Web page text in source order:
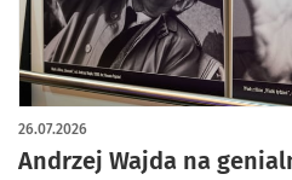
Andrzej Wajda na
26.07.2026
artykuł z galerią zdjęć